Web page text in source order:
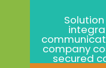
company
secured